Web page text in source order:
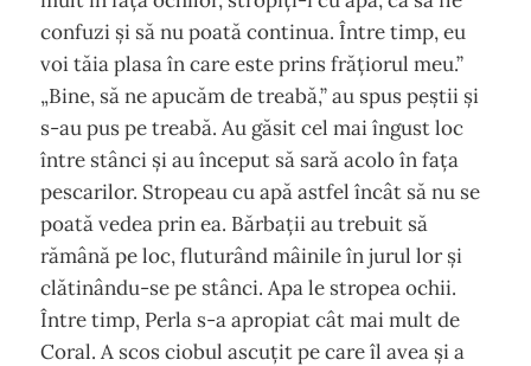
confuzi și să nu poată continua. Între timp, eu
voi tăia plasa în care este prins frățiorul meu.”
„Bine, să ne apucăm de treabă,” au spus peștii și
s-au pus pe treabă. Au găsit cel mai îngust loc
între stânci și au început să sară acolo în fața
pescarilor. Stropeau cu apă astfel încât să nu se
poată vedea prin ea. Bărbații au trebuit să
rămână pe loc, fluturând mâinile în jurul lor și
clătinându-se pe stânci. Apa le stropea ochii.
Între timp, Perla s-a apropiat cât mai mult de
Coral. A scos ciobul ascuțit pe care îl avea și a